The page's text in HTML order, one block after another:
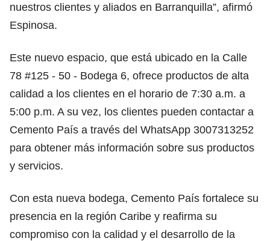
nuestros clientes y aliados en Barranquilla”, afirmó
Espinosa.
Este nuevo espacio, que está ubicado en la Calle
78 #125 - 50 - Bodega 6, ofrece productos de alta
calidad a los clientes en el horario de 7:30 a.m. a
5:00 p.m. A su vez, los clientes pueden contactar a
Cemento País a través del WhatsApp 3007313252
para obtener más información sobre sus productos
y servicios.
Con esta nueva bodega, Cemento País fortalece su
presencia en la región Caribe y reafirma su
compromiso con la calidad y el desarrollo de la